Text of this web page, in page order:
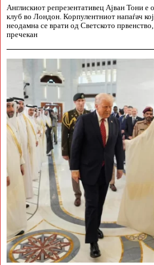
Англискиот репрезентативец Ајван Тони е
клуб во Лондон. Корпулентниот напаѓач
неодамна се врати од Светското
пречекан